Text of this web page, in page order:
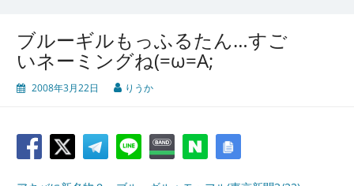
ブルーギルもっふるたん…すご
いネーミングね(=ω=A;
2008年3月22日 りうか